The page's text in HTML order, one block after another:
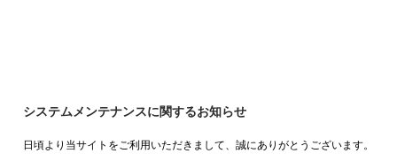
システムメンテナンスに関するお知らせ
日頃より当サイトをご利用いただきまして、誠にありがとうございます。